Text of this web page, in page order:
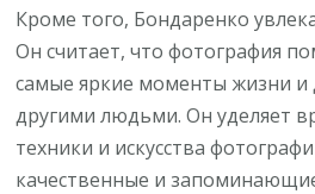
Кроме того, Бондаренко
Он считает, что фотография
самые яркие моменты жизни и
другими людьми. Он уделяет
техники и искусства
качественные и